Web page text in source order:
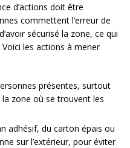
d’actions doit être
commettent l’erreur de
sécurisé la zone, ce qui
les actions à mener
présentes, surtout
zone où se trouvent les
adhésif, du carton épais ou
sur l’extérieur, pour éviter